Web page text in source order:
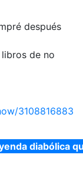
después
de no
3108816883
diabólica